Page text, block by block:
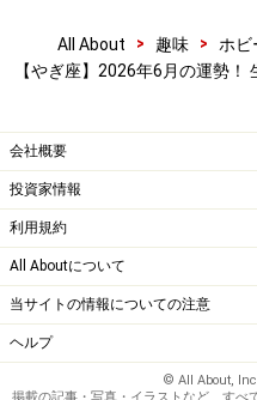
All About > 趣味 > ホビ
【やぎ座】2026年6月の運勢！
会社概要
投資家情報
利用規約
All Aboutについて
当サイトの情報についての注意
ヘルプ
© All About,